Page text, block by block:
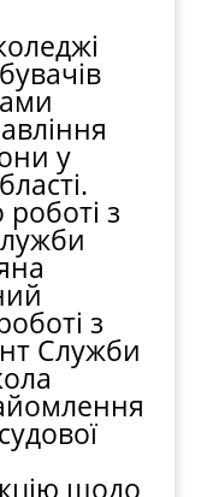
у
з
з
Служби
щодо